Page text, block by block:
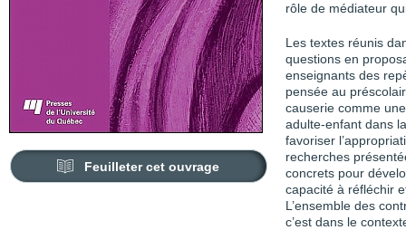
Feuilleter cet ouvrage
rôle de médiateur
Les textes réunis
questions en
enseignants des
pensée au
causerie comme
adulte-enfant dans
favoriser
recherches
concrets pour
capacité à réfléchir
L’ensemble des
c’est dans le